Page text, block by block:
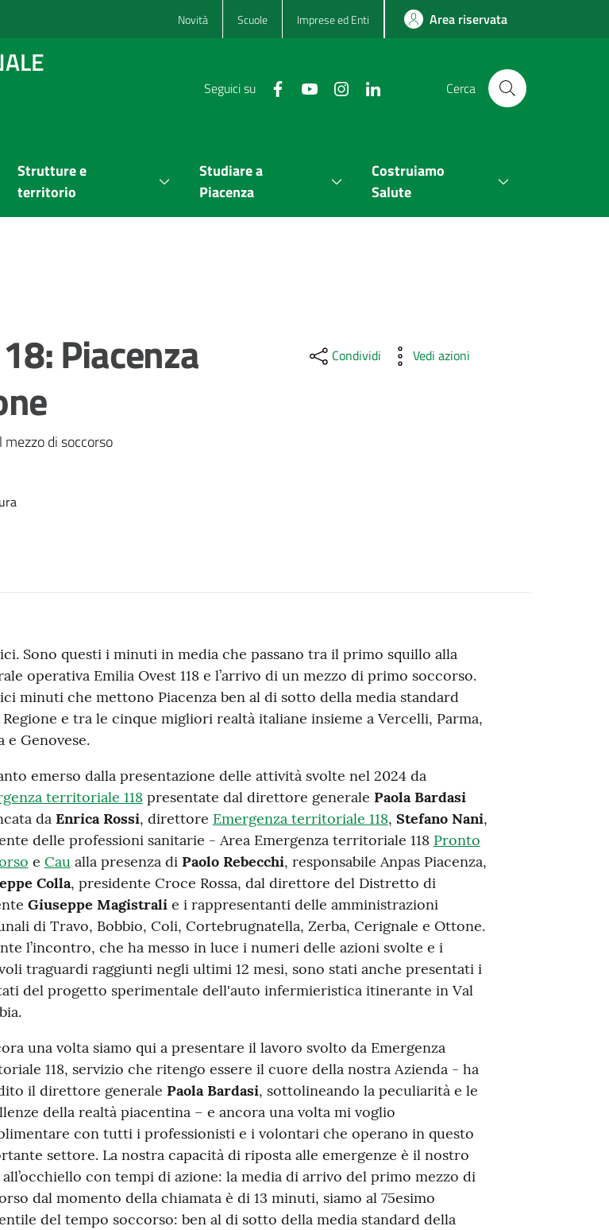
Novità Scuole Imprese ed Enti Area riservata
Seguici su Cerca
Strutture e
territorio
Studiare a
Piacenza
Costruiamo
Salute
Piacenza
di soccorso
Condividi Vedi azioni
Sono questi i minuti in media che passano tra il primo squillo alla
operativa Emilia Ovest 118 e l’arrivo di un mezzo di primo soccorso.
minuti che mettono Piacenza ben al di sotto della media standard
e tra le cinque migliori realtà italiane insieme a Vercelli, Parma,
e Genovese.
emerso dalla presentazione delle attività svolte nel 2024 da
territoriale 118presentate dal direttore generale Paola Bardasi
da Enrica Rossi, direttore Emergenza territoriale 118, Stefano Nani,
delle professioni sanitarie - Area Emergenza territoriale 118 Pronto
e Caualla presenza di Paolo Rebecchi, responsabile Anpas Piacenza,
Colla, presidente Croce Rossa, dal direttore del Distretto di
Giuseppe Magistralie i rappresentanti delle amministrazioni
di Travo, Bobbio, Coli, Cortebrugnatella, Zerba, Cerignale e Ottone.
l’incontro, che ha messo in luce i numeri delle azioni svolte e i
traguardi raggiunti negli ultimi 12 mesi, sono stati anche presentati i
del progetto sperimentale dell'auto infermieristica itinerante in Val
una volta siamo qui a presentare il lavoro svolto da Emergenza
118, servizio che ritengo essere il cuore della nostra Azienda - ha
il direttore generale Paola Bardasi, sottolineando la peculiarità e le
della realtà piacentina – e ancora una volta mi voglio
con tutti i professionisti e i volontari che operano in questo
settore. La nostra capacità di riposta alle emergenze è il nostro
con tempi di azione: la media di arrivo del primo mezzo di
dal momento della chiamata è di 13 minuti, siamo al 75esimo
del tempo soccorso: ben al di sotto della media standard della